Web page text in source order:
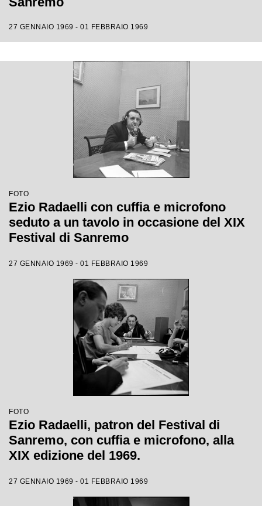
27 GENNAIO 1969 - 01 FEBBRAIO 1969
FOTO
Ezio Radaelli con cuffia e microfono
seduto a un tavolo in occasione del XIX
Festival di Sanremo
27 GENNAIO 1969 - 01 FEBBRAIO 1969
FOTO
Ezio Radaelli, patron del Festival di
Sanremo, con cuffia e microfono, alla
XIX edizione del 1969.
27 GENNAIO 1969 - 01 FEBBRAIO 1969